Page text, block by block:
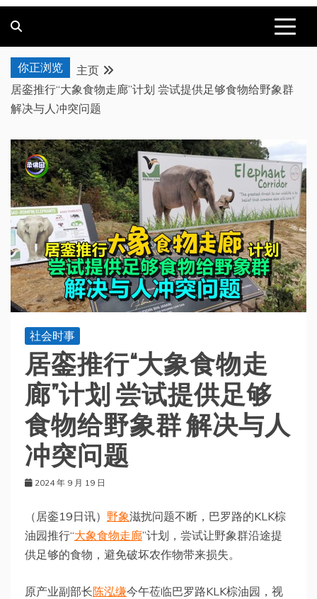
你正浏览
主页
居銮推行“大象食物走廊”计划 尝试提供足够食物给野象群
解决与人冲突问题
社会时事
居銮推行“大象食物走
廊”计划 尝试提供足够
食物给野象群 解决与人
冲突问题
2024 年 9 月 19 日
（居銮19日讯） 野象滋扰问题不断，巴罗路的KLK棕
油园推行“大象食物走廊”计划，尝试让野象群沿途提
供足够的食物，避免破坏农作物带来损失。
原产业副部长陈泓缣今午莅临巴罗路KLK棕油园，视